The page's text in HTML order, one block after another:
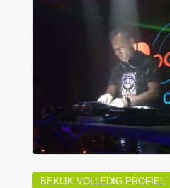
BEKIJK VOLLEDIG PROFIEL